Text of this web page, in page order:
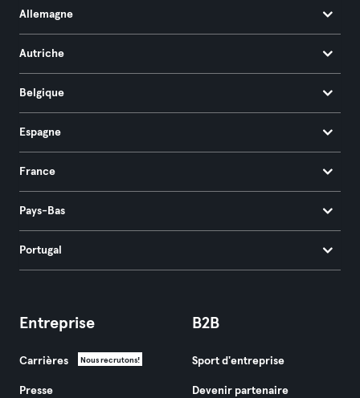
Allemagne
Autriche
Belgique
Espagne
France
Pays-Bas
Portugal
Entreprise
Carrières Nous recrutons!
Presse
B2B
Sport d'entreprise
Devenir partenaire